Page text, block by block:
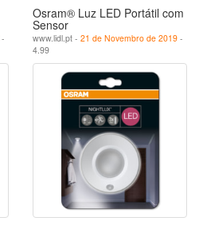
-
Osram® Luz LED Portátil com
Sensor
www.lidl.pt - 21 de Novembro de 2019 -
4.99